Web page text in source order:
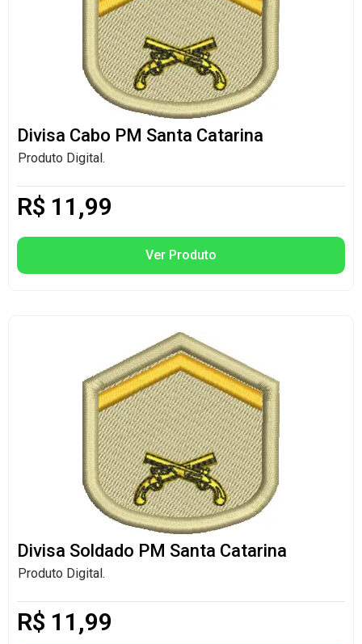
Divisa Cabo PM Santa Catarina
Produto Digital.
R$ 11,99
Ver Produto
Divisa Soldado PM Santa Catarina
Produto Digital.
R$ 11,99